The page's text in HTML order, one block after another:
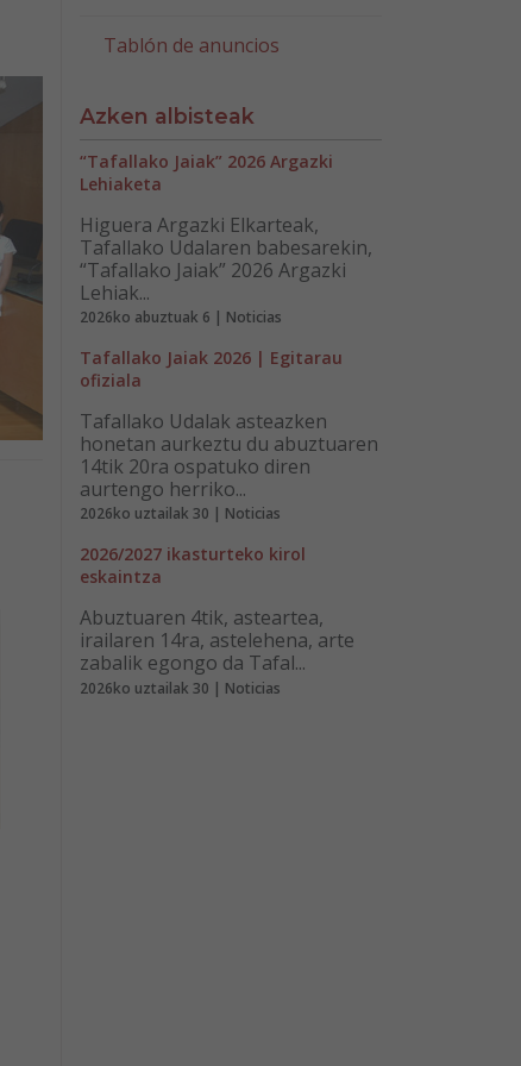
Tablón de anuncios
Azken albisteak
“Tafallako Jaiak” 2026 Argazki
Lehiaketa
Higuera Argazki Elkarteak,
Tafallako Udalaren babesarekin,
“Tafallako Jaiak” 2026 Argazki
Lehiak...
2026ko abuztuak 6 | Noticias
Tafallako Jaiak 2026 | Egitarau
ofiziala
Tafallako Udalak asteazken
honetan aurkeztu du abuztuaren
14tik 20ra ospatuko diren
aurtengo herriko...
2026ko uztailak 30 | Noticias
2026/2027 ikasturteko kirol
eskaintza
Abuztuaren 4tik, asteartea,
irailaren 14ra, astelehena, arte
zabalik egongo da Tafal...
2026ko uztailak 30 | Noticias